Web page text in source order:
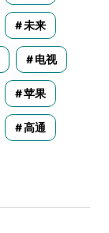
未来
电视
苹果
高通